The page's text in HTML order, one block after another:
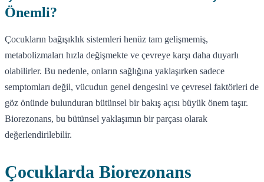
Önemli?
Çocukların bağışıklık sistemleri henüz tam gelişmemiş,
metabolizmaları hızla değişmekte ve çevreye karşı daha duyarlı
olabilirler. Bu nedenle, onların sağlığına yaklaşırken sadece
semptomları değil, vücudun genel dengesini ve çevresel faktörleri de
göz önünde bulunduran bütünsel bir bakış açısı büyük önem taşır.
Biorezonans, bu bütünsel yaklaşımın bir parçası olarak
değerlendirilebilir.
Çocuklarda Biorezonans